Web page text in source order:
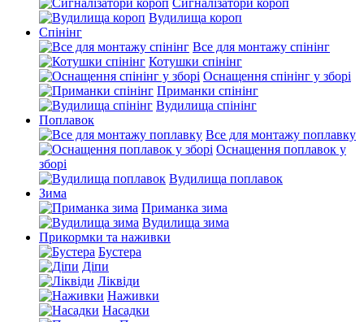
Сигналізатори короп
Вудилища короп
Спінінг
Все для монтажу спінінг
Котушки спінінг
Оснащення спінінг у зборі
Приманки спінінг
Вудилища спінінг
Поплавок
Все для монтажу поплавку
Оснащення поплавок у
зборі
Вудилища поплавок
Зима
Приманка зима
Вудилища зима
Прикормки та наживки
Бустера
Діпи
Ліквіди
Наживки
Насадки